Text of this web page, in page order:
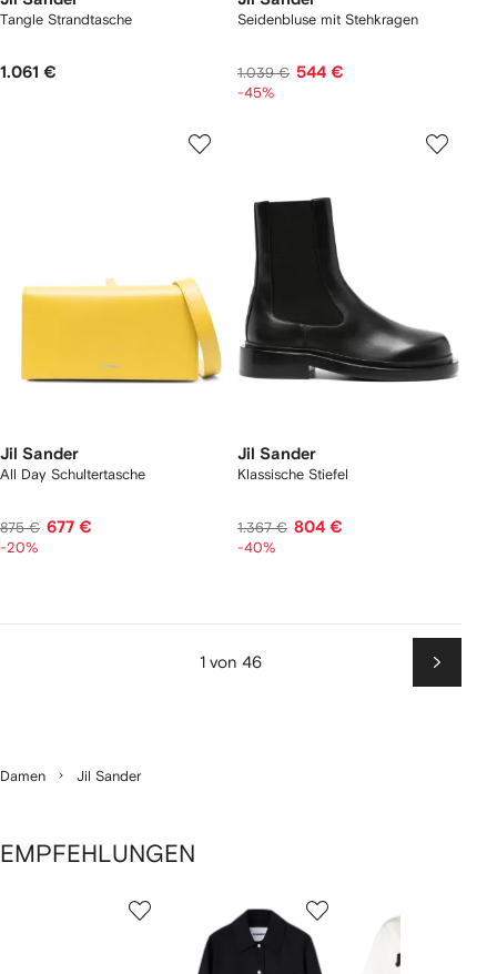
Tangle Strandtasche
1.061 €
Seidenbluse mit Stehkragen
1.039 € 544 €
-45%
Jil Sander
All Day Schultertasche
875 € 677 €
-20%
Jil Sander
Klassische Stiefel
1.367 € 804 €
-40%
1 von 46
Weiter
Damen Jil Sander
EMPFEHLUNGEN